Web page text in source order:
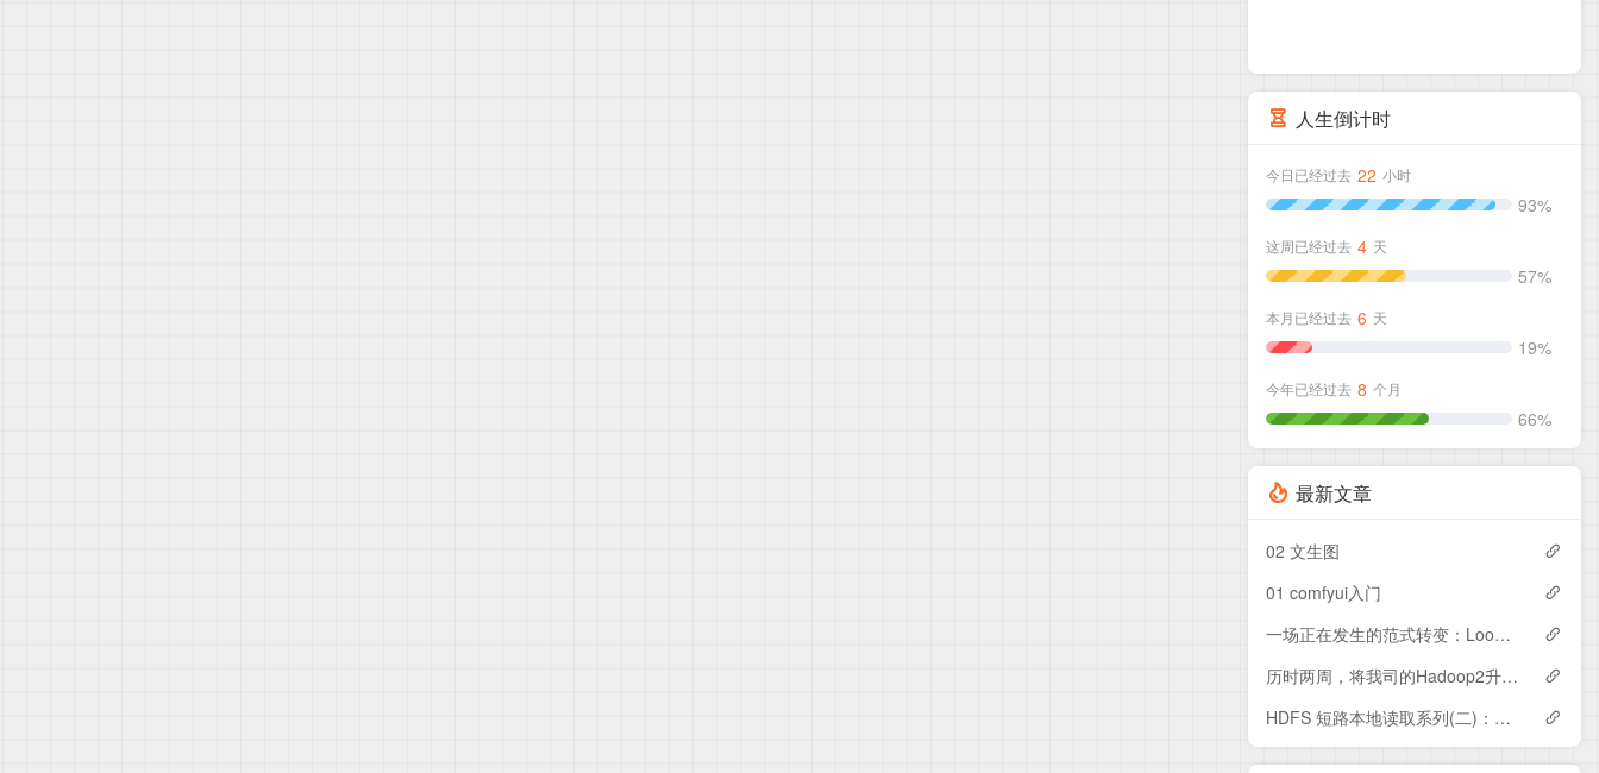
人生倒计时
今日已经过去 22 小时
93%
这周已经过去 4 天
57%
本月已经过去 6 天
19%
今年已经过去 8 个月
66%
最新文章
02 文生图
01 comfyui入门
一场正在发生的范式转变：Loop Engineering（循环工程）
历时两周，将我司的Hadoop2升级到Hadoop3，踩了几个大坑
HDFS 短路本地读取系列(二)：你以为的「本地读」和真正的「本地读」—getLegacy vs getBlockReaderLocal 的本质差异